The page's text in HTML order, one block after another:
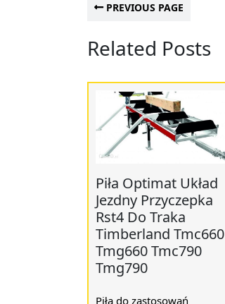
PREVIOUS PAGE
Related Posts
Piła Optimat Układ
Jezdny Przyczepka
Rst4 Do Traka
Timberland Tmc660
Tmg660 Tmc790
Tmg790
Piła do zastosowań